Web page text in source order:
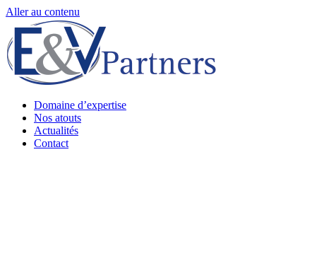
Aller au contenu
Domaine d’expertise
Nos atouts
Actualités
Contact